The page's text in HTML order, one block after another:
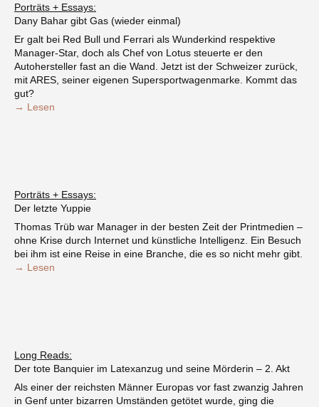
Porträts + Essays:
Dany Bahar gibt Gas (wieder einmal)
Er galt bei Red Bull und Ferrari als Wunderkind respektive
Manager-Star, doch als Chef von Lotus steuerte er den
Autohersteller fast an die Wand. Jetzt ist der Schweizer zurück,
mit ARES, seiner eigenen Supersportwagenmarke. Kommt das
gut?
→ Lesen
Porträts + Essays:
Der letzte Yuppie
Thomas Trüb war Manager in der besten Zeit der Printmedien –
ohne Krise durch Internet und künstliche Intelligenz. Ein Besuch
bei ihm ist eine Reise in eine Branche, die es so nicht mehr gibt.
→ Lesen
Long Reads:
Der tote Banquier im Latexanzug und seine Mörderin – 2. Akt
Als einer der reichsten Männer Europas vor fast zwanzig Jahren
in Genf unter bizarren Umständen getötet wurde, ging die